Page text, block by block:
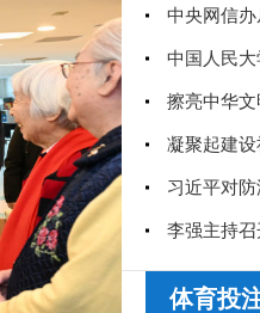
中央网信
习近平对
体育投